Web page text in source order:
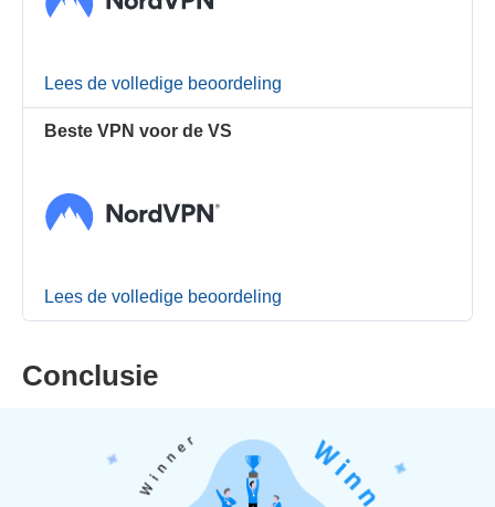
Lees de volledige beoordeling
Beste VPN voor de VS
Lees de volledige beoordeling
Conclusie